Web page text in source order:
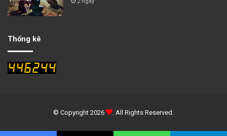
Thống kê
© Copyright 2026 . All Rights Reserved.